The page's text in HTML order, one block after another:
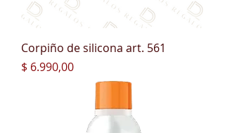
Corpiño de silicona art. 561
Precio
$ 6.990,00